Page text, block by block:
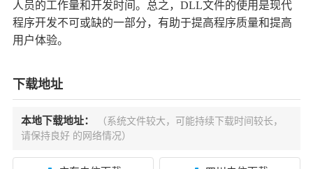
人员的工作量和开发时间。总之，DLL文件的使用是现代
程序开发不可或缺的一部分，有助于提高程序质量和提高
用户体验。
下载地址
本地下载地址：
（系统文件较大，可能持续下载时间较长，
请保持良好 的网络情况）